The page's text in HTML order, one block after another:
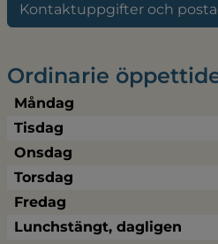
Kontaktuppgifter och
Ordinarie
Måndag
Tisdag
Onsdag
Torsdag
Fredag
Lunchstängt, dagligen